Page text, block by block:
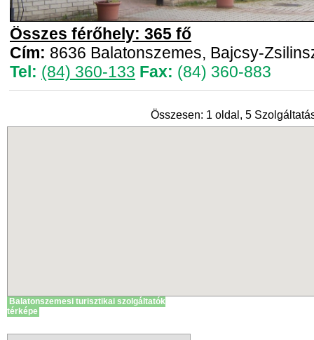
Összes férőhely: 365 fő
Cím: 8636 Balatonszemes, Bajcsy-
Tel: (84) 360-133 Fax: (84) 360-883
Összesen: 1 oldal, 5
Balatonszemesi turisztikai szolgáltatók
térképe